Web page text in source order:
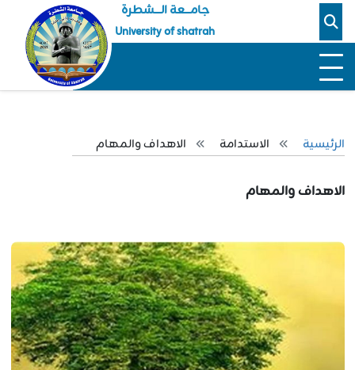
جامـــعة الــــشطرة
University of shatrah
الرئيسية الاستدامة الاهداف والمهام
الاهداف والمهام